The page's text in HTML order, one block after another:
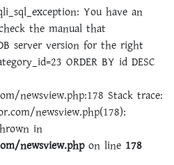
You have an
the manual that
server version for the right
ORDER BY id DESC
newsview.php:178 Stack trace:
newsview.php(178):
in
newsview.phpon line 178